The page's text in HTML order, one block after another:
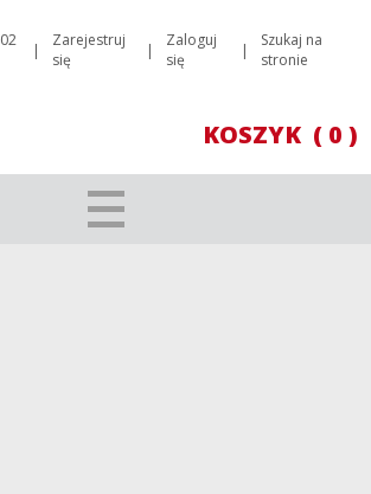
|
Zarejestruj
się
|
Zaloguj
się
|
Szukaj na
stronie
KOSZYK ( 0 )